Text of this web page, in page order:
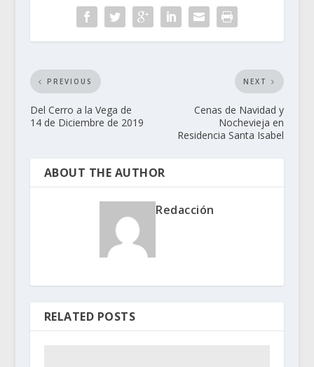
PREVIOUS
Del Cerro a la Vega de
14 de Diciembre de 2019
NEXT
Cenas de Navidad y
Nochevieja en
Residencia Santa Isabel
ABOUT THE AUTHOR
Redacción
RELATED POSTS